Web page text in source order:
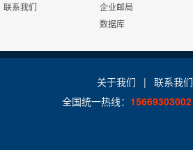
MySQL
24x7x365
24x7x365
联系我们
企业邮局
数据库
关于我们 | 联系我们
全国统一热线： 15669303002